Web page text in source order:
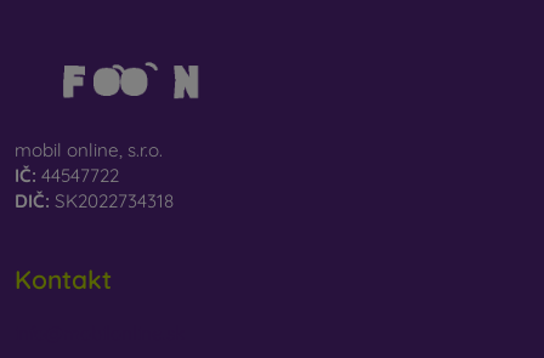
mobil online, s.r.o.
IČ: 44547722
DIČ: SK2022734318
Kontakt